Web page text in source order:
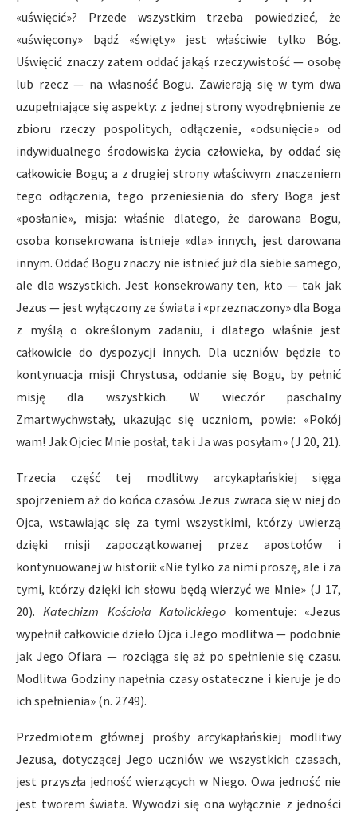
«uświęcić»? Przede wszystkim trzeba powiedzieć, że
«uświęcony» bądź «święty» jest właściwie tylko Bóg.
Uświęcić znaczy zatem oddać jakąś rzeczywistość — osobę
lub rzecz — na własność Bogu. Zawierają się w tym dwa
uzupełniające się aspekty: z jednej strony wyodrębnienie ze
zbioru rzeczy pospolitych, odłączenie, «odsunięcie» od
indywidualnego środowiska życia człowieka, by oddać się
całkowicie Bogu; a z drugiej strony właściwym znaczeniem
tego odłączenia, tego przeniesienia do sfery Boga jest
«posłanie», misja: właśnie dlatego, że darowana Bogu,
osoba konsekrowana istnieje «dla» innych, jest darowana
innym. Oddać Bogu znaczy nie istnieć już dla siebie samego,
ale dla wszystkich. Jest konsekrowany ten, kto — tak jak
Jezus — jest wyłączony ze świata i «przeznaczony» dla Boga
z myślą o określonym zadaniu, i dlatego właśnie jest
całkowicie do dyspozycji innych. Dla uczniów będzie to
kontynuacja misji Chrystusa, oddanie się Bogu, by pełnić
misję dla wszystkich. W wieczór paschalny
Zmartwychwstały, ukazując się uczniom, powie: «Pokój
wam! Jak Ojciec Mnie posłał, tak i Ja was posyłam» (J 20, 21).
Trzecia część tej modlitwy arcykapłańskiej sięga
spojrzeniem aż do końca czasów. Jezus zwraca się w niej do
Ojca, wstawiając się za tymi wszystkimi, którzy uwierzą
dzięki misji zapoczątkowanej przez apostołów i
kontynuowanej w historii: «Nie tylko za nimi proszę, ale i za
tymi, którzy dzięki ich słowu będą wierzyć we Mnie» (J 17,
20).Katechizm Kościoła Katolickiego komentuje: «Jezus
wypełnił całkowicie dzieło Ojca i Jego modlitwa — podobnie
jak Jego Ofiara — rozciąga się aż po spełnienie się czasu.
Modlitwa Godziny napełnia czasy ostateczne i kieruje je do
ich spełnienia» (n. 2749).
Przedmiotem głównej prośby arcykapłańskiej modlitwy
Jezusa, dotyczącej Jego uczniów we wszystkich czasach,
jest przyszła jedność wierzących w Niego. Owa jedność nie
jest tworem świata. Wywodzi się ona wyłącznie z jedności